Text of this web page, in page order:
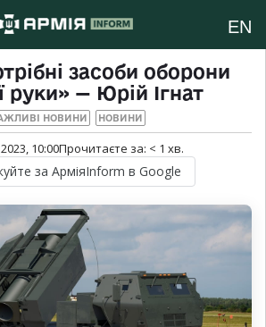
EN
засоби оборони
руки» — Юрій Ігнат
НОВИНИ НОВИНИ
10:00Прочитаєте за: < 1 хв.
за АрміяInform в Google